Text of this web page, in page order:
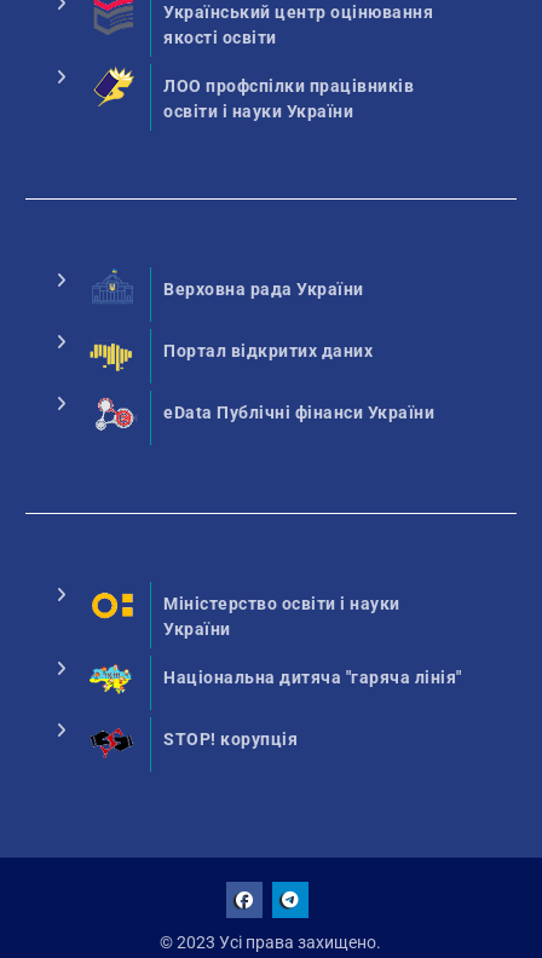
Український центр оцінювання
якості освіти
ЛОО профспілки працівників
освіти і науки України
Верховна рада України
Портал відкритих даних
eData Публічні фінанси України
Міністерство освіти і науки
України
Національна дитяча "гаряча лінія"
STOP! корупція
© 2023 Усі права захищено.